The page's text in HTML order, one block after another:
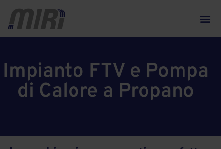
Impianto FTV e Pompa
di Calore a Propano